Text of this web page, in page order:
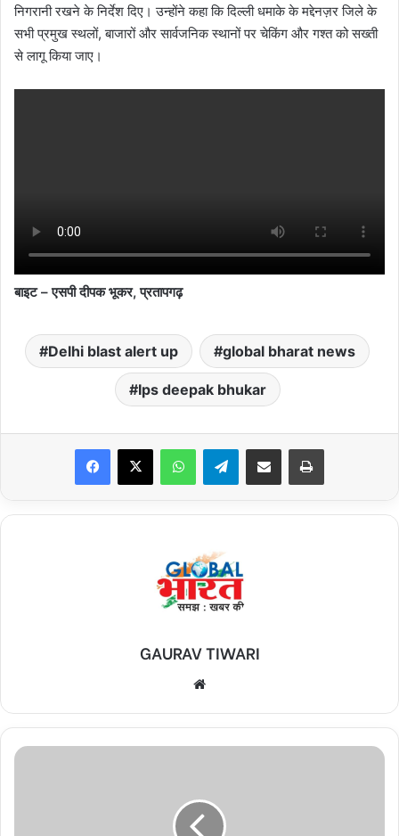
निगरानी रखने के निर्देश दिए। उन्होंने कहा कि दिल्ली धमाके के मद्देनज़र जिले के
सभी प्रमुख स्थलों, बाजारों और सार्वजनिक स्थानों पर चेकिंग और गश्त को सख्ती
से लागू किया जाए।
बाइट – एसपी दीपक भूकर, प्रतापगढ़
Delhi blast alert up global bharat news
Ips deepak bhukar
Facebook
X WhatsAppTelegramShare via Email Print
GAURAV TIWARI
दिल्ली